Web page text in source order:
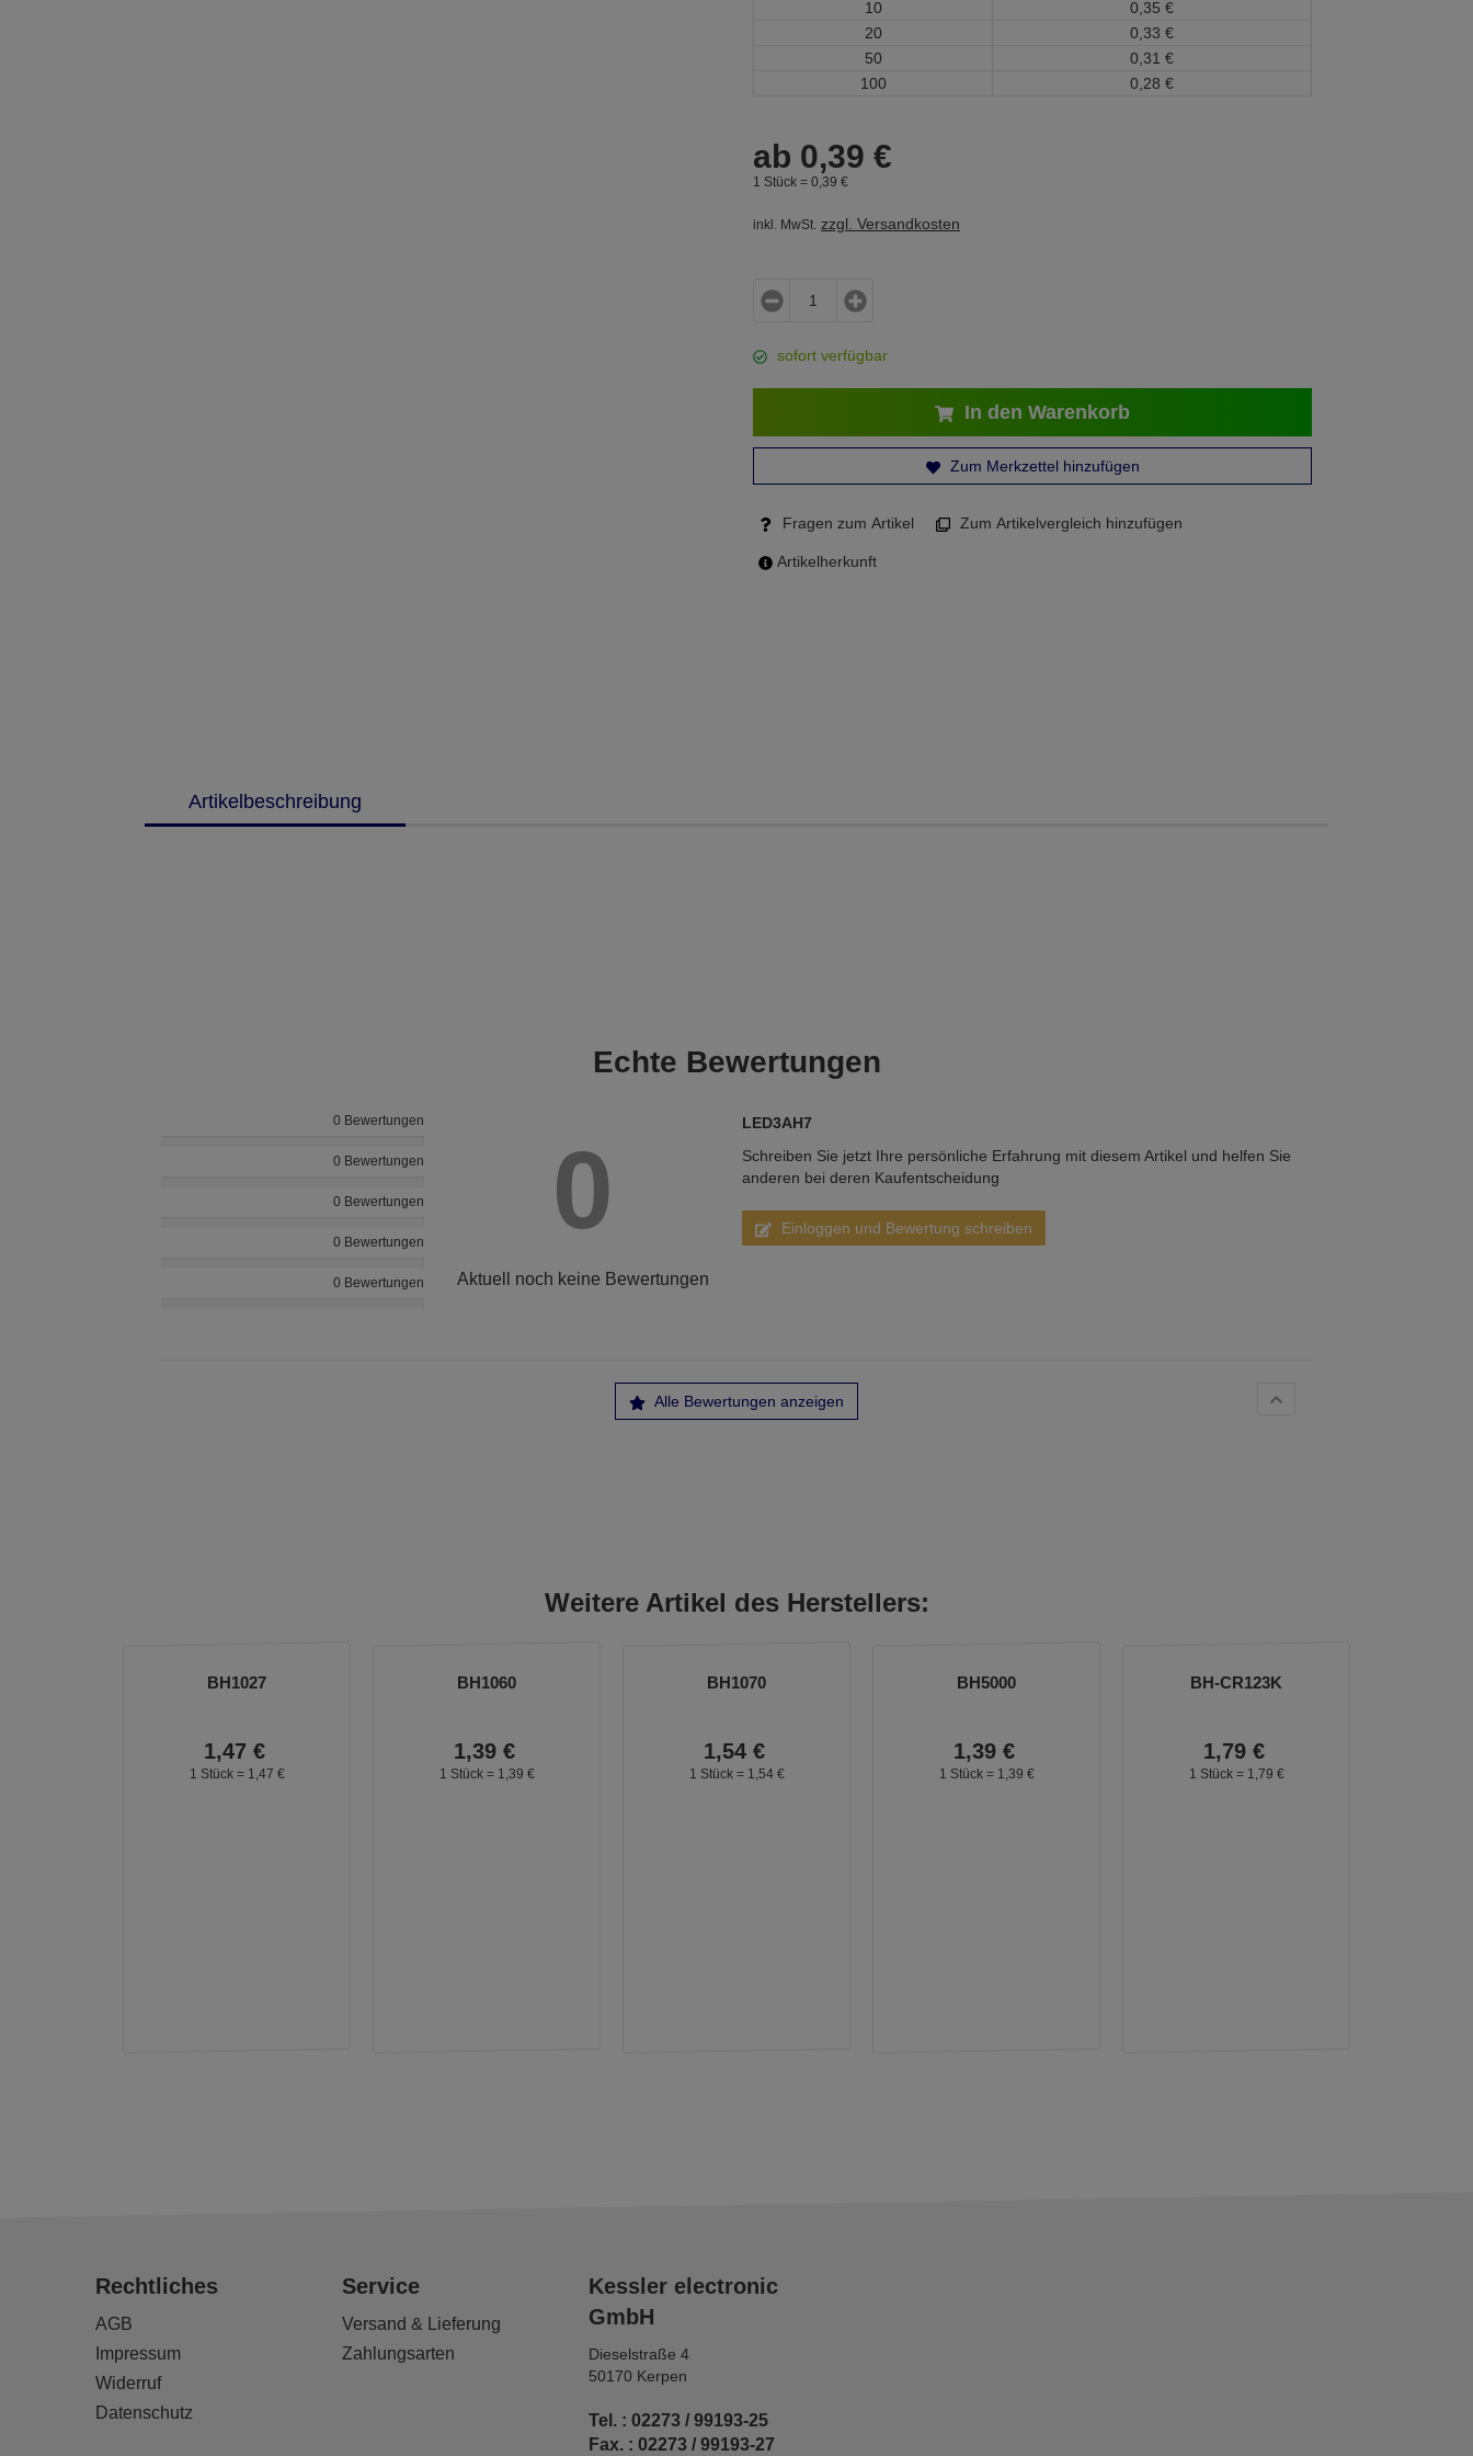
10
0, 35 €
20
0, 33 €
50
0, 31 €
100
0, 28 €
ab 0,39 €
1 Stück = 0, 39 €
inkl. MwSt. zzgl. Versandkosten
sofort verfügbar
In den Warenkorb
Zum Merkzettel hinzufügen
Fragen zum Artikel Zum Artikelvergleich hinzufügen
Artikelherkunft
Artikelbeschreibung
Echte Bewertungen
0 Bewertungen
0 Bewertungen
0 Bewertungen
0 Bewertungen
0 Bewertungen
0
Aktuell noch keine Bewertungen
LED3AH7
Schreiben Sie jetzt Ihre persönliche Erfahrung mit diesem Artikel und helfen Sie
anderen bei deren Kaufentscheidung
Einloggen und Bewertung schreiben
Alle Bewertungen anzeigen
Weitere Artikel des Herstellers:
BH1027
1,47 €
1 Stück = 1, 47 €
BH1060
1,39 €
1 Stück = 1, 39 €
BH1070
1,54 €
1 Stück = 1, 54 €
BH5000
1,39 €
1 Stück = 1, 39 €
BH-CR123K
1,79 €
1 Stück = 1, 79 €
Rechtliches
AGB
Impressum
Widerruf
Datenschutz
Service
Versand & Lieferung
Zahlungsarten
Kessler electronic
GmbH
Dieselstraße 4
50170 Kerpen
Tel. : 02273 / 99193-25
Fax. : 02273 / 99193-27